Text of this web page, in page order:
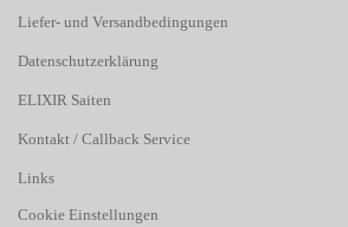
Liefer- und Versandbedingungen
Datenschutzerklärung
ELIXIR Saiten
Kontakt / Callback Service
Links
Cookie Einstellungen